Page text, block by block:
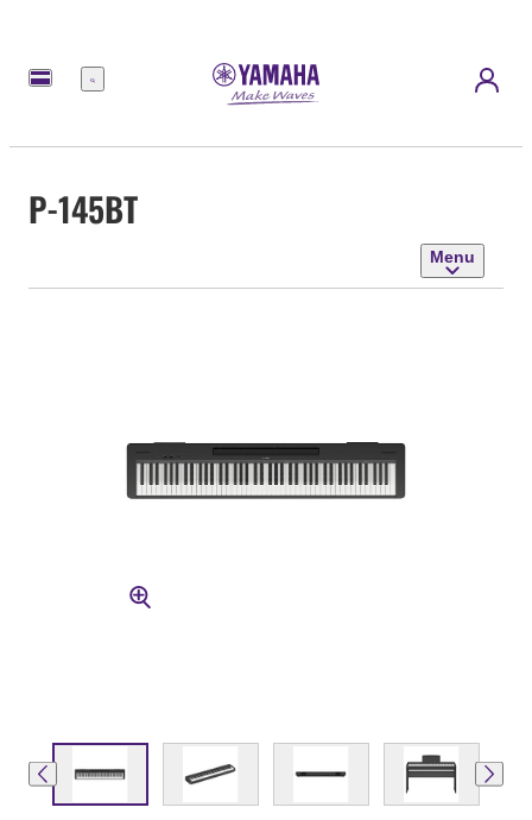
Menu
P-145BT
Menu